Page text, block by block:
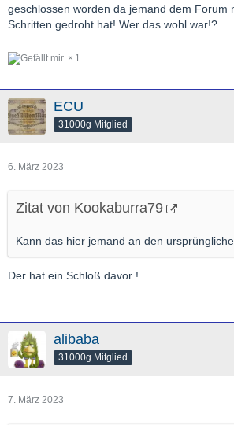
geschlossen worden da jemand dem Forum
Schritten gedroht hat! Wer das wohl war!?
1
ECU
31000g Mitglied
6. März 2023
Zitat von Kookaburra79
Kann das hier jemand an den
Der hat ein Schloß davor !
alibaba
31000g Mitglied
7. März 2023